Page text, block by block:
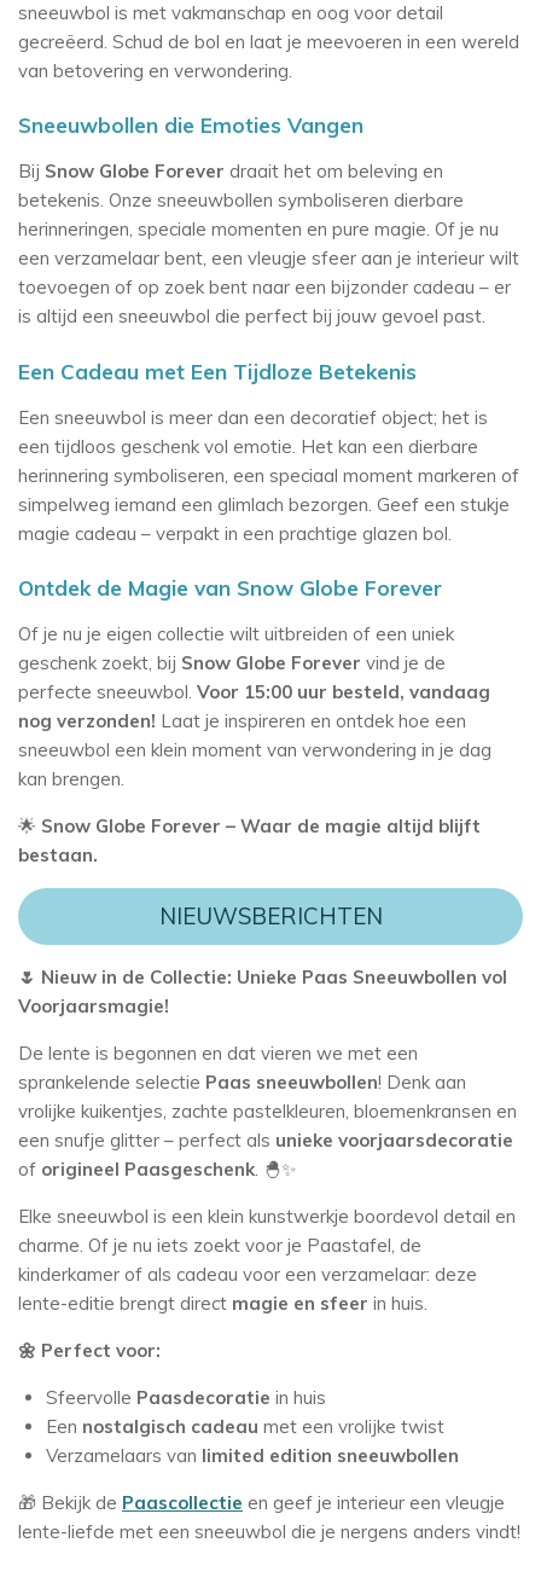
sneeuwbol is met vakmanschap en oog voor detail
gecreëerd. Schud de bol en laat je meevoeren in een wereld
van betovering en verwondering.
Sneeuwbollen die Emoties Vangen
Bij Snow Globe Forever draait het om beleving en
betekenis. Onze sneeuwbollen symboliseren dierbare
herinneringen, speciale momenten en pure magie. Of je nu
een verzamelaar bent, een vleugje sfeer aan je interieur wilt
toevoegen of op zoek bent naar een bijzonder cadeau – er
is altijd een sneeuwbol die perfect bij jouw gevoel past.
Een Cadeau met Een Tijdloze Betekenis
Een sneeuwbol is meer dan een decoratief object; het is
een tijdloos geschenk vol emotie. Het kan een dierbare
herinnering symboliseren, een speciaal moment markeren of
simpelweg iemand een glimlach bezorgen. Geef een stukje
magie cadeau – verpakt in een prachtige glazen bol.
Ontdek de Magie van Snow Globe Forever
Of je nu je eigen collectie wilt uitbreiden of een uniek
geschenk zoekt, bij Snow Globe Forever vind je de
perfecte sneeuwbol. Voor 15:00 uur besteld, vandaag
nog verzonden! Laat je inspireren en ontdek hoe een
sneeuwbol een klein moment van verwondering in je dag
kan brengen.
🌟 Snow Globe Forever – Waar de magie altijd blijft
bestaan.
NIEUWSBERICHTEN
🌷 Nieuw in de Collectie: Unieke Paas Sneeuwbollen vol
Voorjaarsmagie!
De lente is begonnen en dat vieren we met een
sprankelende selectie Paas sneeuwbollen! Denk aan
vrolijke kuikentjes, zachte pastelkleuren, bloemenkransen en
een snufje glitter – perfect als unieke voorjaarsdecoratie
of origineel Paasgeschenk. 🐣✨
Elke sneeuwbol is een klein kunstwerkje boordevol detail en
charme. Of je nu iets zoekt voor je Paastafel, de
kinderkamer of als cadeau voor een verzamelaar: deze
lente-editie brengt direct magie en sfeer in huis.
🌼 Perfect voor:
Sfeervolle Paasdecoratie in huis
Een nostalgisch cadeau met een vrolijke twist
Verzamelaars van limited edition sneeuwbollen
🎁 Bekijk de Paascollectie en geef je interieur een vleugje
lente-liefde met een sneeuwbol die je nergens anders vindt!